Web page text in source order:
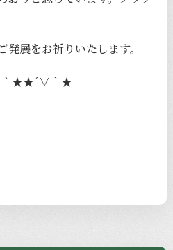
展をお祈りいたします。
★★´∀｀★